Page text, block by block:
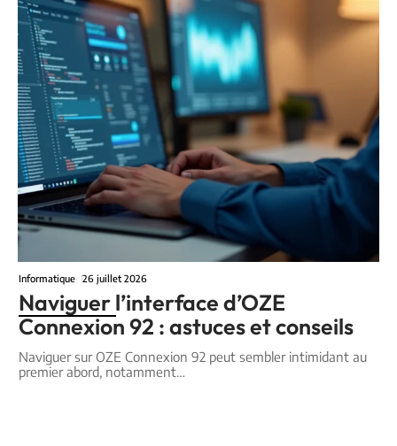
Informatique 26 juillet 2026
Naviguer l’interface d’OZE
Connexion 92 : astuces et conseils
Naviguer sur OZE Connexion 92 peut sembler intimidant au
premier abord, notamment